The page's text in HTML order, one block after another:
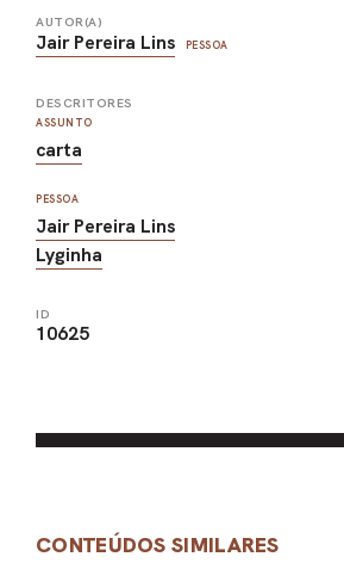
AUTOR(A)
Jair Pereira Lins PESSOA
DESCRITORES
ASSUNTO
carta
PESSOA
Jair Pereira Lins
Lyginha
ID
10625
CONTEÚDOS SIMILARES